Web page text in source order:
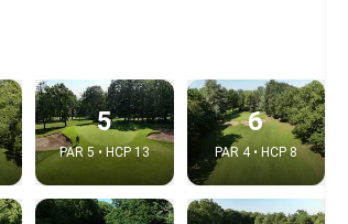
5
PAR 5 • HCP 13
6
PAR 4 • HCP 8